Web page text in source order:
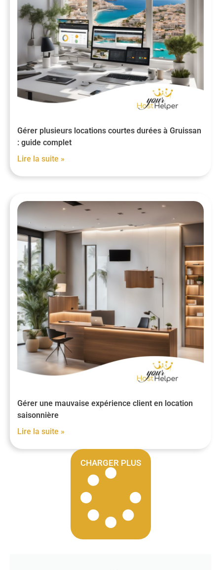
Gérer plusieurs locations courtes durées à Gruissan
: guide complet
Lire la suite »
Gérer une mauvaise expérience client en location
saisonnière
Lire la suite »
CHARGER PLUS